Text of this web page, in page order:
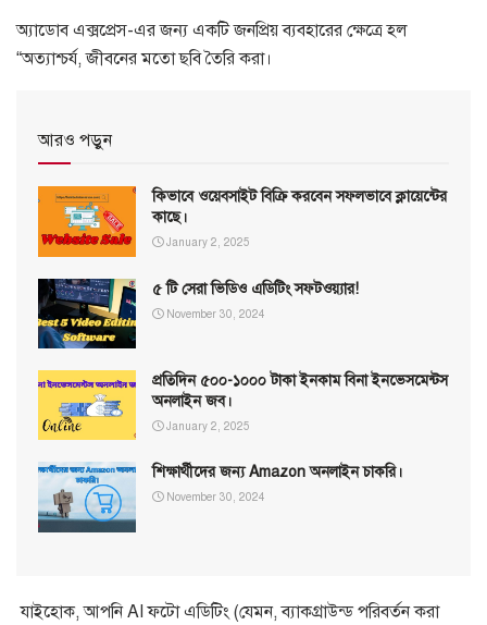
অ্যাডোব এক্সপ্রেস-এর জন্য একটি জনপ্রিয় ব্যবহারের ক্ষেত্রে হল
“অত্যাশ্চর্য, জীবনের মতো ছবি তৈরি করা।
আরও পড়ুন
কিভাবে ওয়েবসাইট বিক্রি করবেন সফলভাবে ক্লায়েন্টের
কাছে।
January 2, 2025
৫ টি সেরা ভিডিও এডিটিং সফটওয়্যার!
November 30, 2024
প্রতিদিন ৫০০-১০০০ টাকা ইনকাম বিনা ইনভেসমেন্টস
অনলাইন জব।
January 2, 2025
শিক্ষার্থীদের জন্য Amazon অনলাইন চাকরি।
November 30, 2024
যাইহোক, আপনি AI ফটো এডিটিং (যেমন, ব্যাকগ্রাউন্ড পরিবর্তন করা